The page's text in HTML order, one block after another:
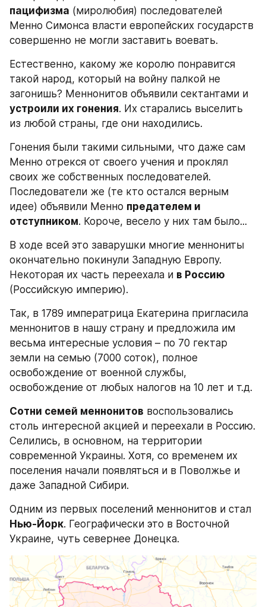
пацифизма (миролюбия) последователей
Менно Симонса власти европейских государств
совершенно не могли заставить воевать.
Естественно, какому же королю понравится
такой народ, который на войну палкой не
устроили их гонения. Их старались выселить
из любой страны, где они находились.
Гонения были такими сильными, что даже сам
Менно отрекся от своего учения и проклял
своих же собственных последователей.
Последователи же (те кто остался верным
идее) объявили Менно предателем и
отступником. Короче, весело у них там было...
В ходе всей это заварушки многие меннониты
окончательно покинули Западную Европу.
Некоторая их часть переехала и в Россию
(Российскую империю).
Так, в 1789 императрица Екатерина пригласила
меннонитов в нашу страну и предложила им
весьма интересные условия – по 70 гектар
земли на семью (7000 соток), полное
освобождение от военной службы,
освобождение от любых налогов на 10 лет и т.д.
Сотни семей меннонитов воспользовались
столь интересной акцией и переехали в Россию.
Селились, в основном, на территории
современной Украины. Хотя, со временем их
поселения начали появляться и в Поволжье и
даже Западной Сибири.
Нью-Йорк. Географически это в Восточной
Украине, чуть севернее Донецка.